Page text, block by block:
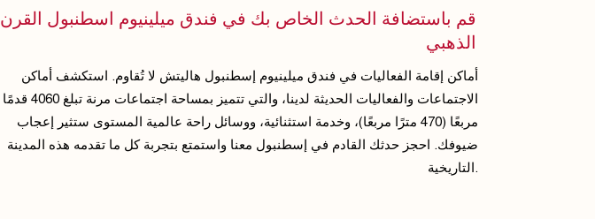
قم باستضافة الحدث الخاص بك في فندق ميلينيوم اسطنبول القرن
الذهبي
أماكن إقامة الفعاليات في فندق ميلينيوم إسطنبول هاليتش لا تُقاوم. استكشف أماكن
الاجتماعات والفعاليات الحديثة لدينا، والتي تتميز بمساحة اجتماعات مرنة تبلغ 4060 قدمًا
مربعًا (470 مترًا مربعًا)، وخدمة استثنائية، ووسائل راحة عالمية المستوى ستثير إعجاب
ضيوفك. احجز حدثك القادم في إسطنبول معنا واستمتع بتجربة كل ما تقدمه هذه المدينة
التاريخية.